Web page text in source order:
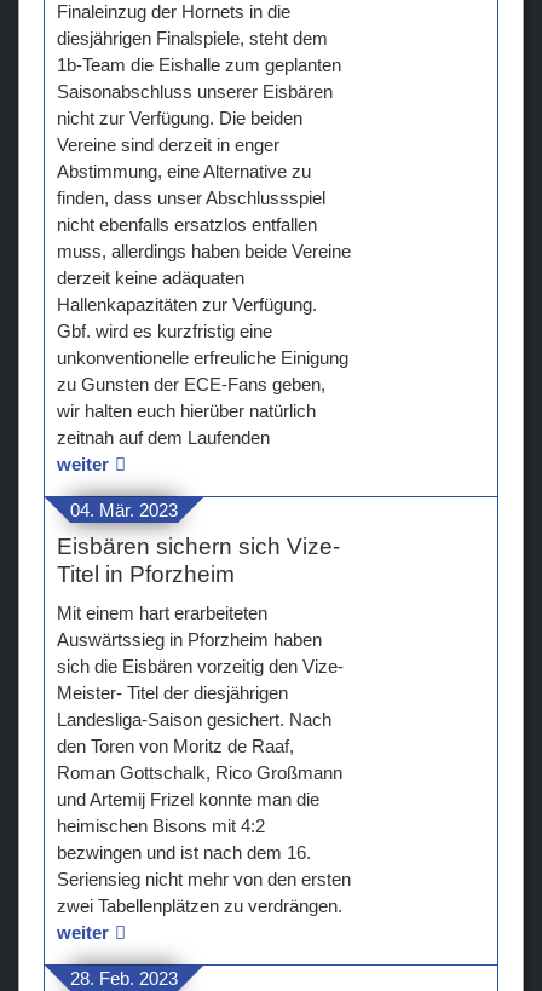
Finaleinzug der Hornets in die
diesjährigen Finalspiele, steht dem
1b-Team die Eishalle zum geplanten
Saisonabschluss unserer Eisbären
nicht zur Verfügung. Die beiden
Vereine sind derzeit in enger
Abstimmung, eine Alternative zu
finden, dass unser Abschlussspiel
nicht ebenfalls ersatzlos entfallen
muss, allerdings haben beide Vereine
derzeit keine adäquaten
Hallenkapazitäten zur Verfügung.
Gbf. wird es kurzfristig eine
unkonventionelle erfreuliche Einigung
zu Gunsten der ECE-Fans geben,
wir halten euch hierüber natürlich
zeitnah auf dem Laufenden
weiter
04. Mär. 2023
Eisbären sichern sich Vize-
Titel in Pforzheim
Mit einem hart erarbeiteten
Auswärtssieg in Pforzheim haben
sich die Eisbären vorzeitig den Vize-
Meister- Titel der diesjährigen
Landesliga-Saison gesichert. Nach
den Toren von Moritz de Raaf,
Roman Gottschalk, Rico Großmann
und Artemij Frizel konnte man die
heimischen Bisons mit 4:2
bezwingen und ist nach dem 16.
Seriensieg nicht mehr von den ersten
zwei Tabellenplätzen zu verdrängen.
weiter
28. Feb. 2023